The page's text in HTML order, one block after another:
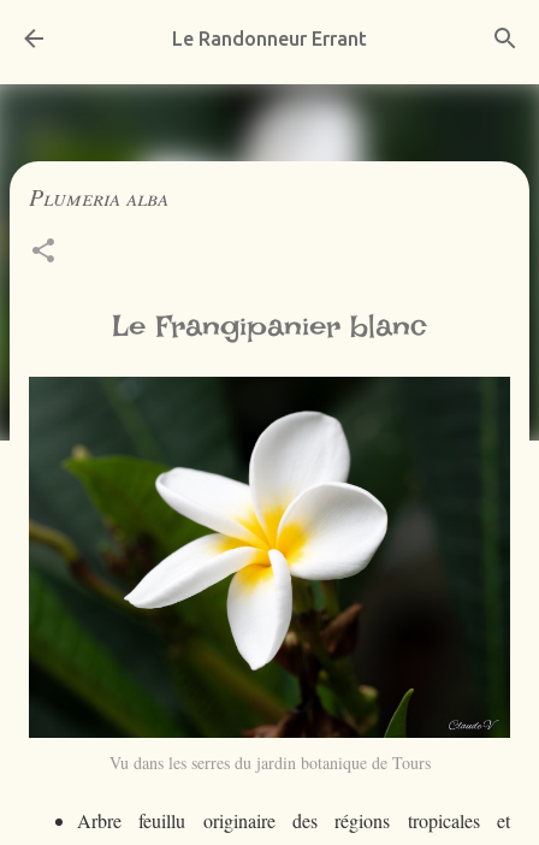
Accéder au contenu principal
Le Randonneur Errant
Plumeria alba
Le Frangipanier blanc
Vu dans les serres du jardin botanique de Tours
Arbre feuillu originaire des régions tropicales et